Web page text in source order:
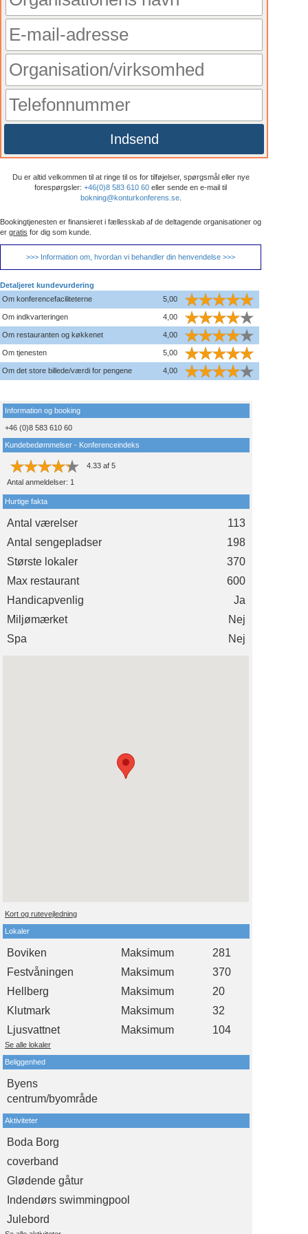
Indsend
Du er altid velkommen til at ringe til os for tilføjelser, spørgsmål eller nye
forespørgsler: +46(0)8 583 610 60 eller sende en e-mail til
bokning@konturkonferens.se.
Bookingtjenesten er finansieret i fællesskab af de deltagende organisationer og
er gratis for dig som kunde.
>>> Information om, hvordan vi behandler din henvendelse >>>
Detaljeret kundevurdering
Om konferencefaciliteterne
5,00
Om indkvarteringen 4,00
Om restauranten og køkkenet 4,00
Om tjenesten 5,00
Om det store billede/værdi for pengene 4,00
Information og booking
+46 (0)8 583 610 60
Kundebedømmelser - Konferenceindeks
4.33 af 5
Antal anmeldelser: 1
Hurtige fakta
Antal værelser
113
Antal sengepladser
198
Største lokaler
370
Max restaurant
600
Handicapvenlig
Ja
Miljømærket
Nej
Spa
Nej
Kort og rutevejledning
Lokaler
Boviken Maksimum
281
Festvåningen
Maksimum
370
Hellberg
Maksimum
20
Klutmark
Maksimum
32
Ljusvattnet
Maksimum 104
Se alle lokaler
Beliggenhed
Byens
centrum/byområde
Aktiviteter
Boda Borg
coverband
Glødende gåtur
Indendørs swimmingpool
Julebord